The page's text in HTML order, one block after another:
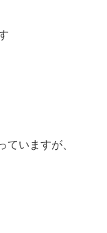
ていますが、